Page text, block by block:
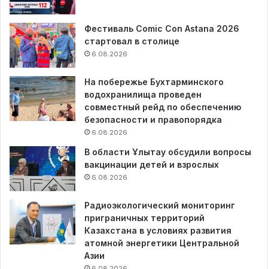
Фестиваль Comic Con Astana 2026
стартовал в столице
6.08.2026
На побережье Бухтарминского
водохранилища проведен
совместный рейд по обеспечению
безопасности и правопорядка
6.08.2026
В области Ұлытау обсудили вопросы
вакцинации детей и взрослых
6.08.2026
Радиоэкологический мониторинг
приграничных территорий
Казахстана в условиях развития
атомной энергетики Центральной
Азии